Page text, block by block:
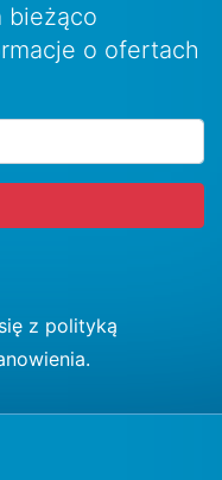
bieżąco
o ofertach
z polityką